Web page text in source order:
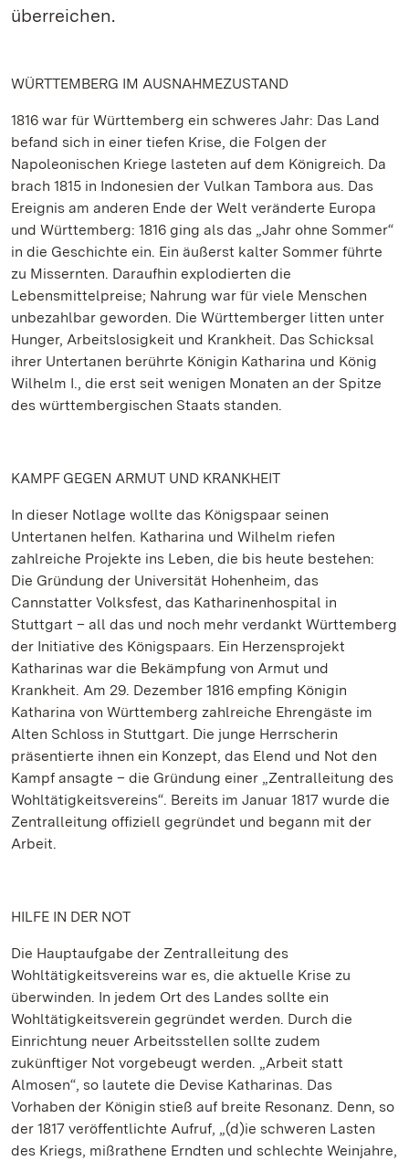
überreichen.
WÜRTTEMBERG IM AUSNAHMEZUSTAND
1816 war für Württemberg ein schweres Jahr: Das Land
befand sich in einer tiefen Krise, die Folgen der
Napoleonischen Kriege lasteten auf dem Königreich. Da
brach 1815 in Indonesien der Vulkan Tambora aus. Das
Ereignis am anderen Ende der Welt veränderte Europa
und Württemberg: 1816 ging als das „Jahr ohne Sommer“
in die Geschichte ein. Ein äußerst kalter Sommer führte
zu Missernten. Daraufhin explodierten die
Lebensmittelpreise; Nahrung war für viele Menschen
unbezahlbar geworden. Die Württemberger litten unter
Hunger, Arbeitslosigkeit und Krankheit. Das Schicksal
ihrer Untertanen berührte Königin Katharina und König
Wilhelm I., die erst seit wenigen Monaten an der Spitze
des württembergischen Staats standen.
KAMPF GEGEN ARMUT UND KRANKHEIT
In dieser Notlage wollte das Königspaar seinen
Untertanen helfen. Katharina und Wilhelm riefen
zahlreiche Projekte ins Leben, die bis heute bestehen:
Die Gründung der Universität Hohenheim, das
Cannstatter Volksfest, das Katharinenhospital in
Stuttgart – all das und noch mehr verdankt Württemberg
der Initiative des Königspaars. Ein Herzensprojekt
Katharinas war die Bekämpfung von Armut und
Krankheit. Am 29. Dezember 1816 empfing Königin
Katharina von Württemberg zahlreiche Ehrengäste im
Alten Schloss in Stuttgart. Die junge Herrscherin
präsentierte ihnen ein Konzept, das Elend und Not den
Kampf ansagte – die Gründung einer „Zentralleitung des
Wohltätigkeitsvereins“. Bereits im Januar 1817 wurde die
Zentralleitung offiziell gegründet und begann mit der
Arbeit.
HILFE IN DER NOT
Die Hauptaufgabe der Zentralleitung des
Wohltätigkeitsvereins war es, die aktuelle Krise zu
überwinden. In jedem Ort des Landes sollte ein
Wohltätigkeitsverein gegründet werden. Durch die
Einrichtung neuer Arbeitsstellen sollte zudem
zukünftiger Not vorgebeugt werden. „Arbeit statt
Almosen“, so lautete die Devise Katharinas. Das
Vorhaben der Königin stieß auf breite Resonanz. Denn, so
der 1817 veröffentlichte Aufruf, „(d)ie schweren Lasten
des Kriegs, mißrathene Erndten und schlechte Weinjahre,